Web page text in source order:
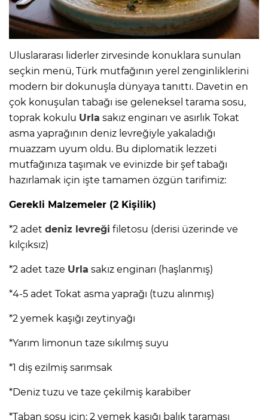
Uluslararası liderler zirvesinde konuklara sunulan
seçkin menü, Türk mutfağının yerel zenginliklerini
modern bir dokunuşla dünyaya tanıttı. Davetin en
çok konuşulan tabağı ise geleneksel tarama sosu,
toprak kokulu Urla sakız enginarı ve asırlık Tokat
asma yaprağının deniz levreğiyle yakaladığı
muazzam uyum oldu. Bu diplomatik lezzeti
mutfağınıza taşımak ve evinizde bir şef tabağı
hazırlamak için işte tamamen özgün tarifimiz:
Gerekli Malzemeler (2 Kişilik)
*2 adet deniz levreği filetosu (derisi üzerinde ve
kılçıksız)
*2 adet taze Urla sakız enginarı (haşlanmış)
*4-5 adet Tokat asma yaprağı (tuzu alınmış)
*2 yemek kaşığı zeytinyağı
*Yarım limonun taze sıkılmış suyu
*1 diş ezilmiş sarımsak
*Deniz tuzu ve taze çekilmiş karabiber
*Taban sosu için: 2 yemek kaşığı balık taraması